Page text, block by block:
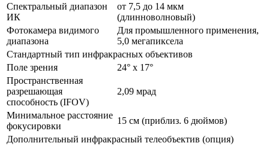
Спектральный диапазон
ИК
от 7,5 до 14 мкм
(длинноволновый)
Фотокамера видимого
диапазона
Для промышленного применения,
5,0 мегапиксела
Стандартный тип инфракрасных объективов
Поле зрения
24° x 17°
Пространственная
разрешающая
способность (IFOV)
2,09 мрад
Минимальное расстояние
фокусировки
15 см (приблиз. 6 дюймов)
Дополнительный инфракрасный телеобъектив (опция)